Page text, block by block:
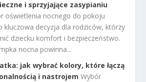
i sprzyjające zasypianiu
oświetlenia nocnego do pokoju
kluczowa decyzja dla rodziców, którzy
dziecku komfort i bezpieczeństwo.
nocna powinna...
jak wybrać kolory, które łączą
i nastrojem Wybór